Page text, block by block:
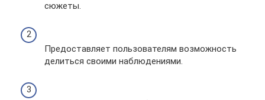
сюжеты.
Предоставляет пользователям возможность
делиться своими наблюдениями.